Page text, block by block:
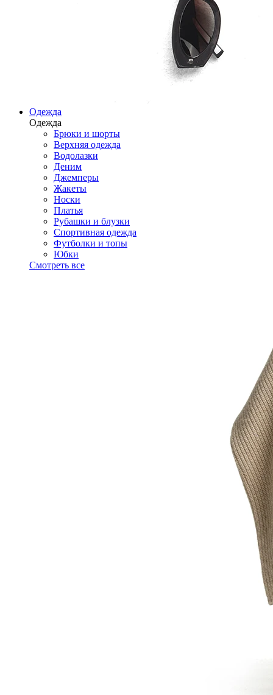
Одежда
Одежда
Брюки и шорты
Верхняя одежда
Водолазки
Деним
Джемперы
Жакеты
Носки
Платья
Рубашки и блузки
Спортивная одежда
Футболки и топы
Юбки
Смотреть все